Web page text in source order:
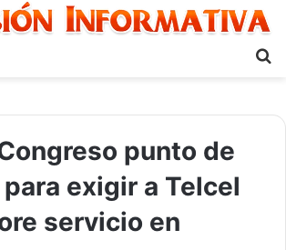
punto de
exigir a Telcel
servicio en